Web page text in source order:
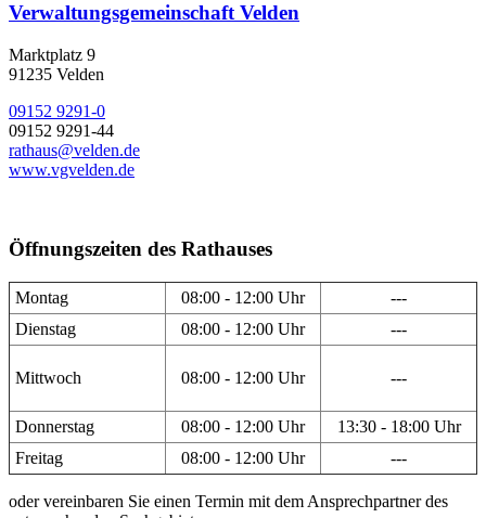
Verwaltungsgemeinschaft Velden
Marktplatz 9
91235 Velden
09152 9291-0
09152 9291-44
rathaus@velden.de
www.vgvelden.de
Öffnungszeiten des Rathauses
Montag 08:00 - 12:00 Uhr
---
Dienstag
08:00 - 12:00 Uhr ---
Mittwoch 08:00 - 12:00 Uhr ---
Donnerstag 08:00 - 12:00 Uhr
13:30 - 18:00 Uhr
Freitag
08:00 - 12:00 Uhr ---
oder vereinbaren Sie einen Termin mit dem Ansprechpartner des